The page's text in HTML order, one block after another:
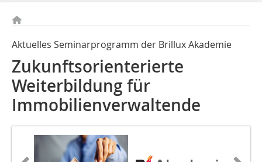
Aktuelles Seminarprogramm der Brillux Akademie
Zukunftsorienterierte
Weiterbildung für
Immobilienverwaltende